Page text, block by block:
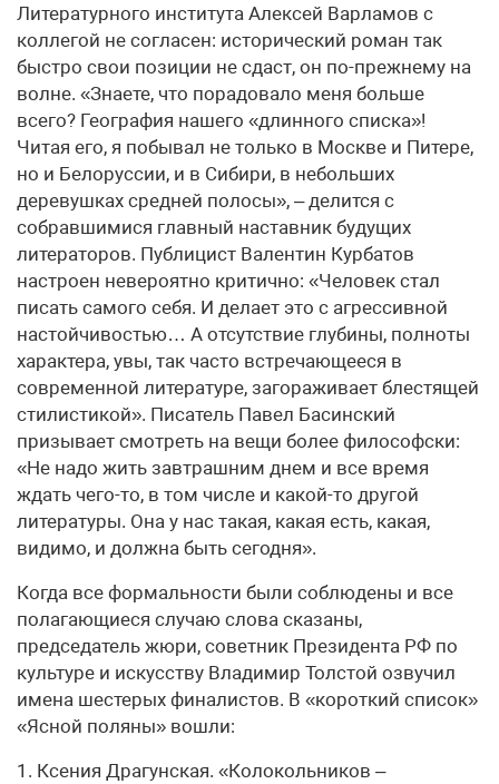
Литературного института Алексей Варламов с
коллегой не согласен: исторический роман так
быстро свои позиции не сдаст, он по-прежнему на
волне. «Знаете, что порадовало меня больше
всего? География нашего «длинного списка»!
Читая его, я побывал не только в Москве и Питере,
но и Белоруссии, и в Сибири, в небольших
деревушках средней полосы», – делится с
собравшимися главный наставник будущих
литераторов. Публицист Валентин Курбатов
настроен невероятно критично: «Человек стал
писать самого себя. И делает это с агрессивной
настойчивостью… А отсутствие глубины, полноты
характера, увы, так часто встречающееся в
современной литературе, загораживает блестящей
стилистикой». Писатель Павел Басинский
призывает смотреть на вещи более философски:
«Не надо жить завтрашним днем и все время
ждать чего-то, в том числе и какой-то другой
литературы. Она у нас такая, какая есть, какая,
видимо, и должна быть сегодня».
Когда все формальности были соблюдены и все
полагающиеся случаю слова сказаны,
председатель жюри, советник Президента РФ по
культуре и искусству Владимир Толстой озвучил
имена шестерых финалистов. В «короткий список»
«Ясной поляны» вошли:
1. Ксения Драгунская. «Колокольников –